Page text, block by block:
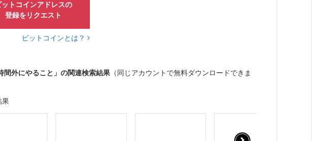
ットコインアドレスの
登録をリクエスト
ビットコインとは？
間外にやること」の関連検索結果 （同じアカウントで無料ダウンロードできま
果